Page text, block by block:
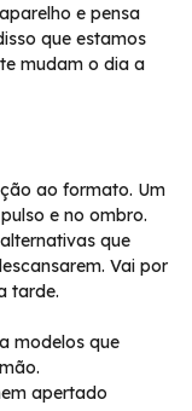
e pensa
que estamos
mudam o dia a
ao formato. Um
e no ombro.
que
Vai por
tarde.
modelos que
apertado